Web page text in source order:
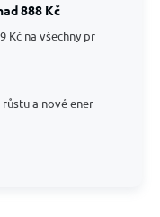
888 Kč
Kč na všechny pr
a nové ener